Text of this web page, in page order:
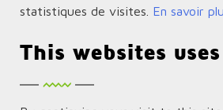
SFP+,
BIDI,
statistiques de visites. En savoir
This websites